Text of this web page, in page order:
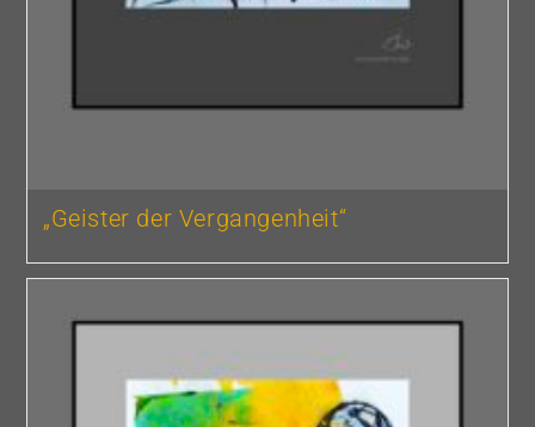
„Geister der Vergangenheit“